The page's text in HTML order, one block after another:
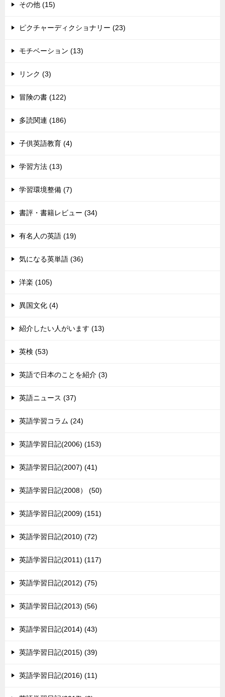
その他 (15)
ピクチャーディクショナリー (23)
モチベーション (13)
リンク (3)
冒険の書 (122)
多読関連 (186)
子供英語教育 (4)
学習方法 (13)
学習環境整備 (7)
書評・書籍レビュー (34)
有名人の英語 (19)
気になる英単語 (36)
洋楽 (105)
異国文化 (4)
紹介したい人がいます (13)
英検 (53)
英語で日本のことを紹介 (3)
英語ニュース (37)
英語学習コラム (24)
英語学習日記(2006) (153)
英語学習日記(2007) (41)
英語学習日記(2008） (50)
英語学習日記(2009) (151)
英語学習日記(2010) (72)
英語学習日記(2011) (117)
英語学習日記(2012) (75)
英語学習日記(2013) (56)
英語学習日記(2014) (43)
英語学習日記(2015) (39)
英語学習日記(2016) (11)